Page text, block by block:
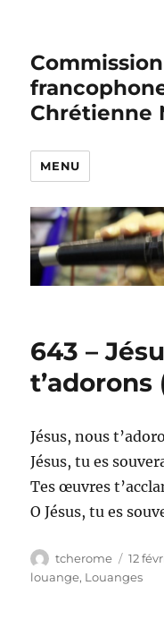
Chrétienne
MENU
643 –
t’adorons
Jésus, nous
Jésus, tu es
Tes œuvres
O Jésus, tu es
Auteur
tcherome
le
12
louange, Louanges